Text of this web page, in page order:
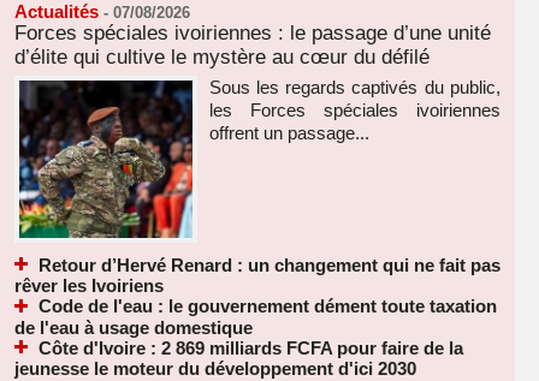
Actualités - 07/08/2026
Forces spéciales ivoiriennes : le passage d’une unité
d’élite qui cultive le mystère au cœur du défilé
Sous les regards captivés du public,
les Forces spéciales ivoiriennes
offrent un passage...
Retour d’Hervé Renard : un changement qui ne fait pas
rêver les Ivoiriens
Code de l'eau : le gouvernement dément toute taxation
de l'eau à usage domestique
Côte d'Ivoire : 2 869 milliards FCFA pour faire de la
jeunesse le moteur du développement d'ici 2030